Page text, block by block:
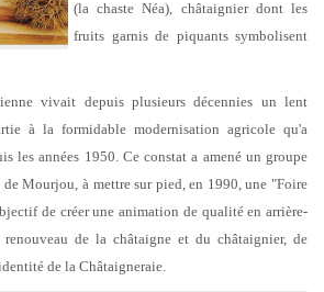
(la chaste Néa), châtaignier dont les
fruits garnis de piquants symbolisent
vivait depuis plusieurs décennies un lent
à la formidable modernisation agricole qu'a
les années 1950. Ce constat a amené un groupe
de Mourjou, à mettre sur pied, en 1990, une "Foire
de créer une animation de qualité en arrière-
de la châtaigne et du châtaignier, de
de la Châtaigneraie.